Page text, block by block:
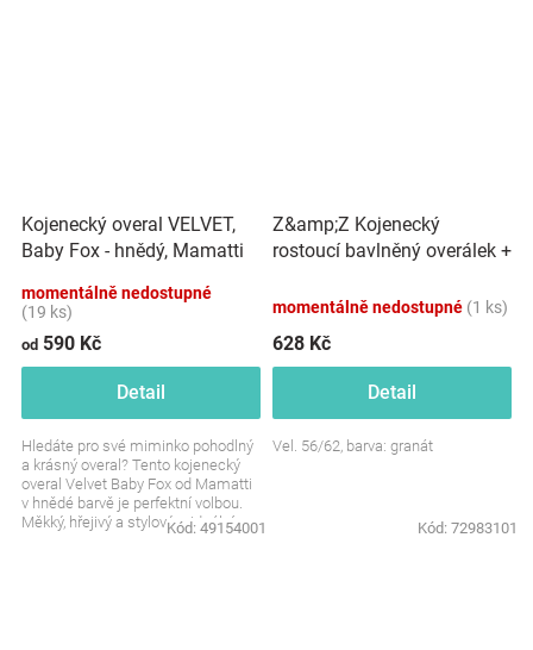
Kojenecký overal VELVET,
Baby Fox - hnědý, Mamatti
momentálně nedostupné
(19 ks)
od 590 Kč
Detail
Hledáte pro své miminko pohodlný
a krásný overal? Tento kojenecký
overal Velvet Baby Fox od Mamatti
v hnědé barvě je perfektní volbou.
Měkký, hřejivý a stylový – ideální
Kód: 49154001
Z&amp;Z Kojenecký
rostoucí bavlněný overálek +
momentálně nedostupné (1 ks)
628 Kč
Detail
Vel. 56/62, barva: granát
Kód: 72983101